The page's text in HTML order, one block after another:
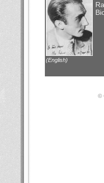
(English)
©